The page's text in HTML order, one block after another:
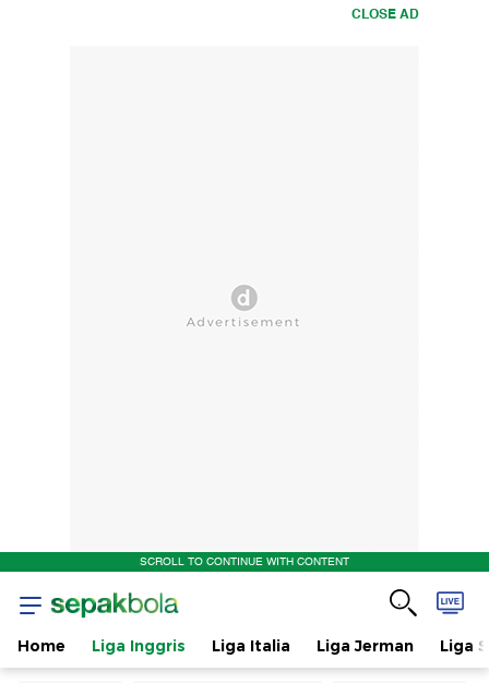
CLOSE AD
SCROLL TO CONTINUE WITH CONTENT
Home Liga Inggris Liga Italia Liga Jerman Liga